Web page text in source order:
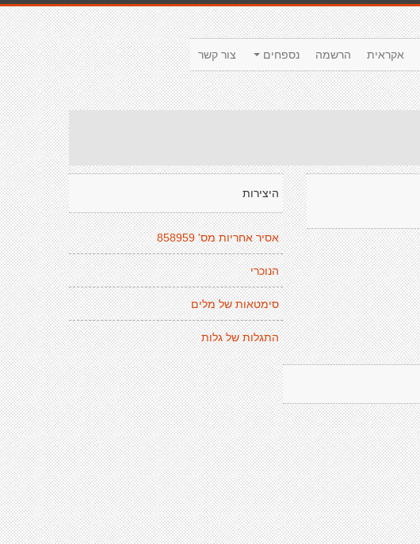
צור קשר נספחים הרשמה אקראית
היצירות
אסיר אחריות מס' 858959
הנוכרי
סימטאות של מלים
התגלות של גלות